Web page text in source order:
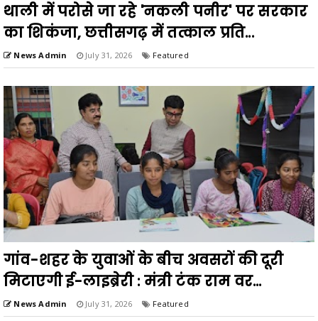
थाली में परोसे जा रहे 'नकली पनीर' पर सरकार
का शिकंजा, छत्तीसगढ़ में तत्काल प्रति...
News Admin July 31, 2026 Featured
गांव-शहर के युवाओं के बीच अवसरों की दूरी
मिटाएगी ई-लाइब्रेरी : मंत्री टंक राम वर...
News Admin July 31, 2026 Featured